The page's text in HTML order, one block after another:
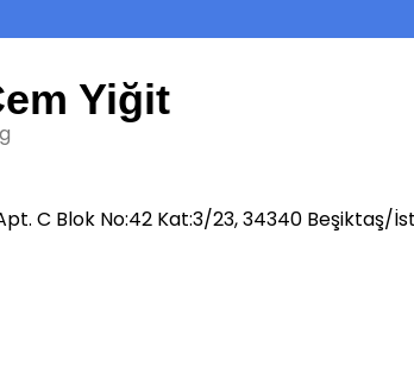
Yiğit
C Blok No:42 Kat:3/23, 34340 Beşiktaş/